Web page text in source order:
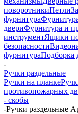
поворотникиПетли
фурнитура
двериФурнитура и
инструментЯщики
безопасности
фурнитураПодборка
-
Ручки раздельные
Ручки на планке
противопожарных
- скобы
-Ручки раздельные